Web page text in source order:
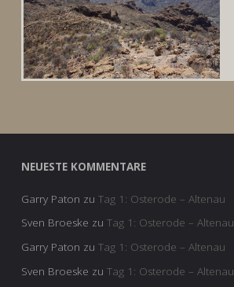
NEUESTE KOMMENTARE
Garry Paton zu Tag 1: Osterode – Altenau
Sven Broeske zu Tag 1: Osterode – Altenau
Garry Paton zu Tag 1: Osterode – Altenau
Sven Broeske zu Tag 1: Osterode – Altenau